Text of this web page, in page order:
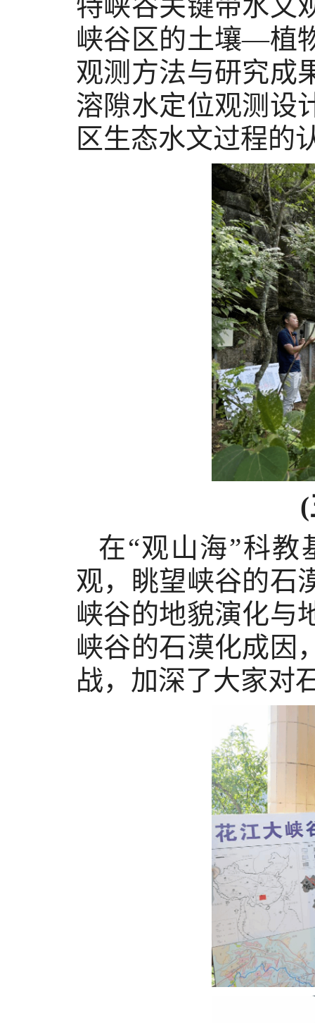
特峡谷关键带水文
峡谷区的土壤—植
观测方法与研究成
溶隙水定位观测设
区生态水文过程的
在“观山海”科
观，眺望峡谷的石
峡谷的地貌演化与
峡谷的石漠化成因
战，加深了大家对